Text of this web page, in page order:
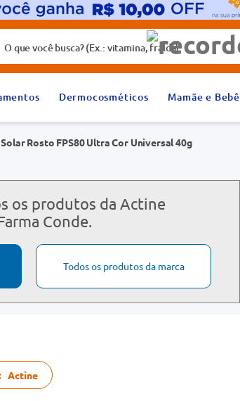
(Ex.: vitamina, fralda)
Dermocosméticos Mamãe e Bebê
Rosto FPS80 Ultra Cor Universal 40g
os produtos da Actine
Conde.
Todos os produtos da marca
Actine
2º
fralda
6º
absorvente